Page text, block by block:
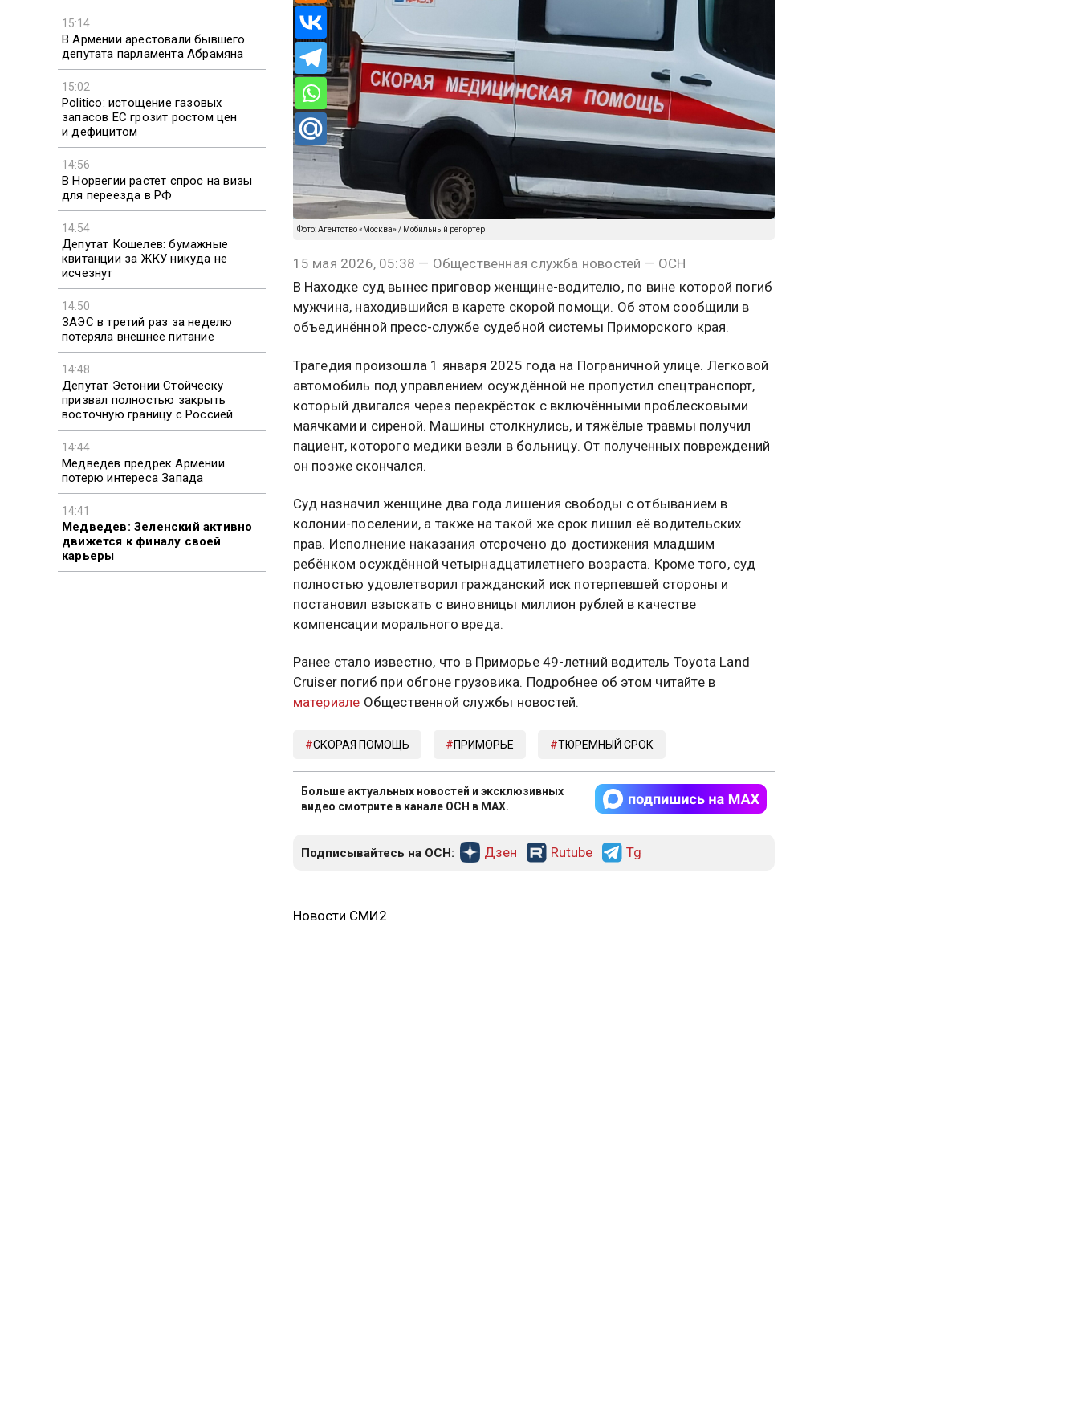
15:14
В Армении арестовали бывшего
депутата парламента Абрамяна
15:02
Politico: истощение газовых
запасов ЕС грозит ростом цен
и дефицитом
14:56
В Норвегии растет спрос на визы
для переезда в РФ
14:54
Депутат Кошелев: бумажные
квитанции за ЖКУ никуда не
исчезнут
14:50
ЗАЭС в третий раз за неделю
потеряла внешнее питание
14:48
Депутат Эстонии Стойческу
призвал полностью закрыть
восточную границу с Россией
14:44
Медведев предрек Армении
потерю интереса Запада
14:41
Медведев: Зеленский активно
движется к финалу своей
карьеры
Фото: Агентство «Москва» / Мобильный репортер
15 мая 2026, 05:38 — Общественная служба новостей — ОСН
В Находке суд вынес приговор женщине-водителю, по вине которой погиб
мужчина, находившийся в карете скорой помощи. Об этом сообщили в
объединённой пресс-службе судебной системы Приморского края.
Трагедия произошла 1 января 2025 года на Пограничной улице. Легковой
автомобиль под управлением осуждённой не пропустил спецтранспорт,
который двигался через перекрёсток с включёнными проблесковыми
маячками и сиреной. Машины столкнулись, и тяжёлые травмы получил
пациент, которого медики везли в больницу. От полученных повреждений
он позже скончался.
Суд назначил женщине два года лишения свободы с отбыванием в
колонии-поселении, а также на такой же срок лишил её водительских
прав. Исполнение наказания отсрочено до достижения младшим
ребёнком осуждённой четырнадцатилетнего возраста. Кроме того, суд
полностью удовлетворил гражданский иск потерпевшей стороны и
постановил взыскать с виновницы миллион рублей в качестве
компенсации морального вреда.
Ранее стало известно, что в Приморье 49-летний водитель Toyota Land
Cruiser погиб при обгоне грузовика. Подробнее об этом читайте в
материале Общественной службы новостей.
СКОРАЯ ПОМОЩЬ ПРИМОРЬЕ ТЮРЕМНЫЙ СРОК
Больше актуальных новостей и эксклюзивных
видео смотрите в канале ОСН в MAX.
Подписывайтесь на ОСН: Дзен Rutube Tg
Новости СМИ2